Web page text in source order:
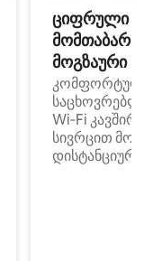
ციფრული
მოგზაური
კომფორტული
Wi‑Fi
სივრცით
დისტანციური